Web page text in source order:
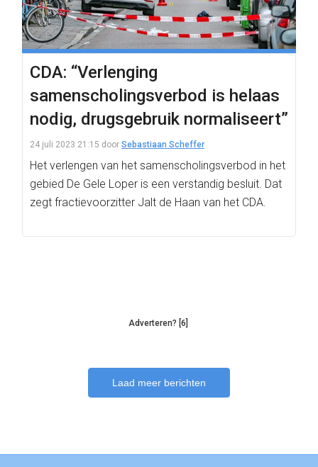
CDA: “Verlenging
samenscholingsverbod is helaas
nodig, drugsgebruik normaliseert”
24 juli 2023 21:15 door Sebastiaan Scheffer
Het verlengen van het samenscholingsverbod in het
gebied De Gele Loper is een verstandig besluit. Dat
zegt fractievoorzitter Jalt de Haan van het CDA.
Adverteren? [6]
Laad meer berichten